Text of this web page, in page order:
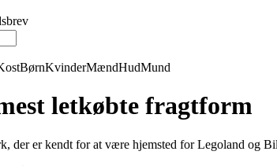
BørnKvinderMændHudMund
letkøbte fragtform
der er kendt for at være hjemsted for Legoland og